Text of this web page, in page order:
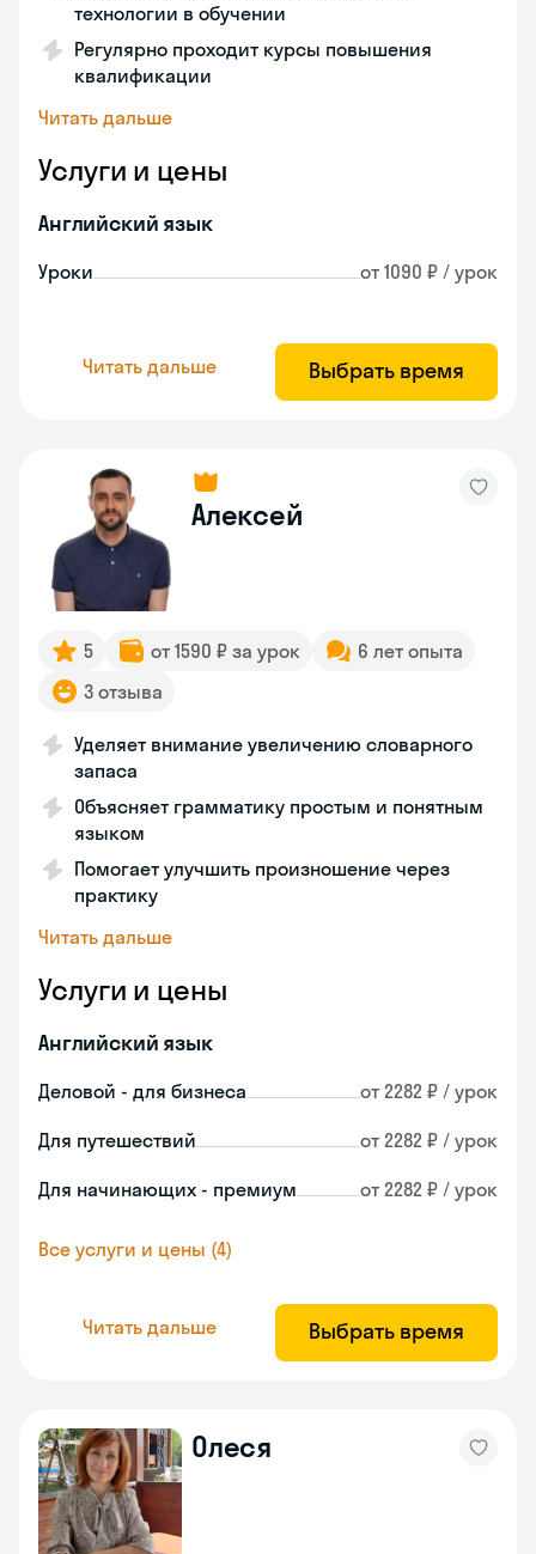
технологии в обучении
Регулярно проходит курсы повышения
квалификации
Читать дальше
Услуги и цены
Английский язык
Уроки от 1090 ₽ / урок
Читать дальше Выбрать время
Алексей
5 от 1590 ₽ за урок
6 лет опыта
3 отзыва
Уделяет внимание увеличению словарного
запаса
Объясняет грамматику простым и понятным
языком
Помогает улучшить произношение через
практику
Читать дальше
Услуги и цены
Английский язык
Деловой - для бизнеса от 2282 ₽ / урок
Для путешествий от 2282 ₽ / урок
Для начинающих - премиум от 2282 ₽ / урок
Все услуги и цены (4)
Читать дальше Выбрать время
Олеся